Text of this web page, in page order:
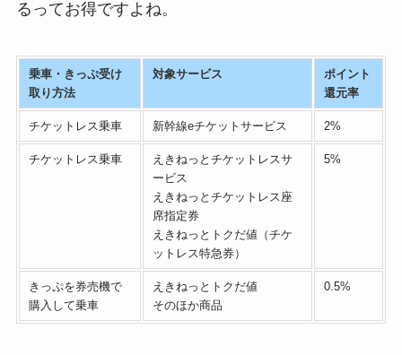
るってお得ですよね。
乗車・きっぷ受け
取り方法
対象サービス
ポイント
還元率
チケットレス乗車 新幹線eチケットサービス 2%
チケットレス乗車
えきねっとチケットレスサ
ービス
えきねっとチケットレス座
席指定券
えきねっとトクだ値（チケ
ットレス特急券）
5%
きっぷを券売機で
購入して乗車
えきねっとトクだ値
そのほか商品
0.5%